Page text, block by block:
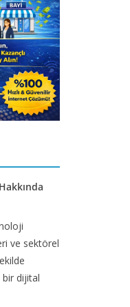
ve sektörel
bir dijital